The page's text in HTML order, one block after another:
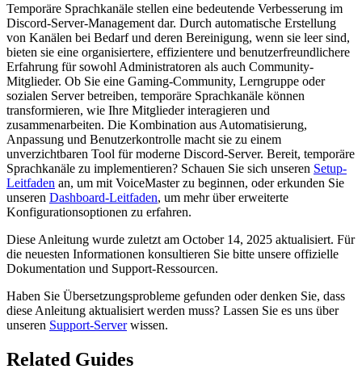
Temporäre Sprachkanäle stellen eine bedeutende Verbesserung im
Discord-Server-Management dar. Durch automatische Erstellung
von Kanälen bei Bedarf und deren Bereinigung, wenn sie leer sind,
bieten sie eine organisiertere, effizientere und benutzerfreundlichere
Erfahrung für sowohl Administratoren als auch Community-
Mitglieder. Ob Sie eine Gaming-Community, Lerngruppe oder
sozialen Server betreiben, temporäre Sprachkanäle können
transformieren, wie Ihre Mitglieder interagieren und
zusammenarbeiten. Die Kombination aus Automatisierung,
Anpassung und Benutzerkontrolle macht sie zu einem
unverzichtbaren Tool für moderne Discord-Server. Bereit, temporäre
Sprachkanäle zu implementieren? Schauen Sie sich unseren Setup-
Leitfaden an, um mit VoiceMaster zu beginnen, oder erkunden Sie
unseren Dashboard-Leitfaden, um mehr über erweiterte
Konfigurationsoptionen zu erfahren.
Diese Anleitung wurde zuletzt am October 14, 2025 aktualisiert. Für
die neuesten Informationen konsultieren Sie bitte unsere offizielle
Dokumentation und Support-Ressourcen.
Haben Sie Übersetzungsprobleme gefunden oder denken Sie, dass
diese Anleitung aktualisiert werden muss? Lassen Sie es uns über
unseren Support-Serverwissen.
Related Guides